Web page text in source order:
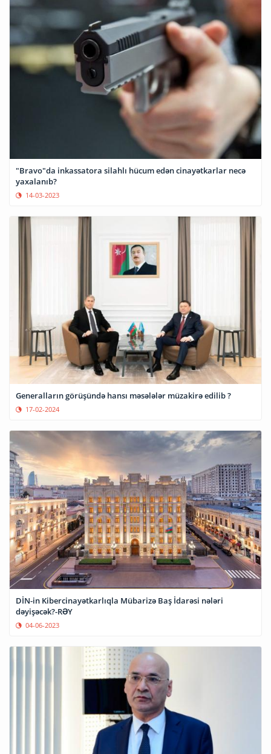
"Bravo"da inkassatora silahlı hücum edən cinayətkarlar necə
yaxalanıb?
14-03-2023
Generalların görüşündə hansı məsələlər müzakirə edilib ?
17-02-2024
DİN-in Kibercinayətkarlıqla Mübarizə Baş İdarəsi nələri
dəyişəcək?-RƏY
04-06-2023